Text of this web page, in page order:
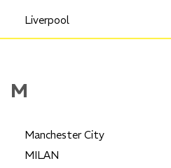
Liverpool
M
Manchester City
MILAN